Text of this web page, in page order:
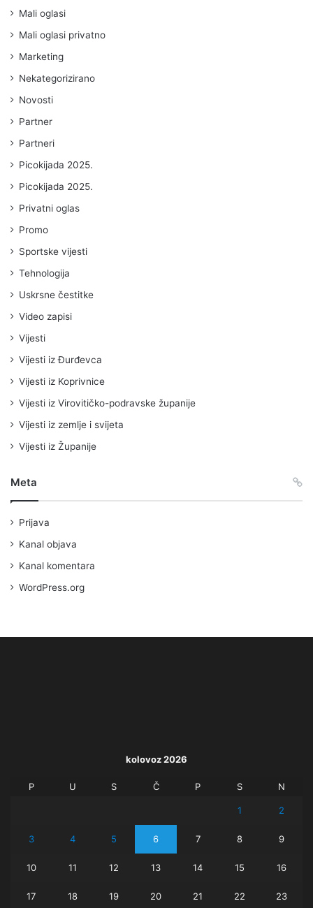
Mali oglasi
Mali oglasi privatno
Marketing
Nekategorizirano
Novosti
Partner
Partneri
Picokijada 2025.
Picokijada 2025.
Privatni oglas
Promo
Sportske vijesti
Tehnologija
Uskrsne čestitke
Video zapisi
Vijesti
Vijesti iz Đurđevca
Vijesti iz Koprivnice
Vijesti iz Virovitičko-podravske županije
Vijesti iz zemlje i svijeta
Vijesti iz Županije
Meta
Prijava
Kanal objava
Kanal komentara
WordPress.org
kolovoz 2026
P U S Č P S N
1 2
3 4 5 6 7 8 9
10 11 12 13 14 15 16
17 18 19 20 21 22 23